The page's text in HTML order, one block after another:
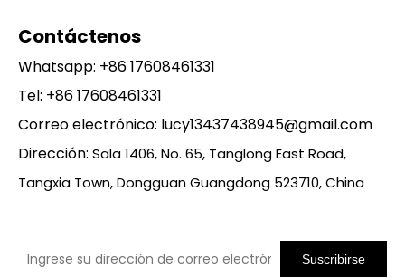
Contáctenos
Whatsapp: +86 17608461331
Tel: +86 17608461331
Correo electrónico: lucy13437438945@gmail.com
Dirección: Sala 1406, No. 65, Tanglong East Road,
Tangxia Town, Dongguan Guangdong 523710, China
Suscribirse